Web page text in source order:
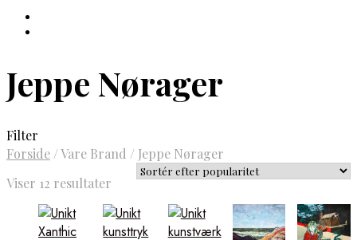
Jeppe Nørager
Filter
Forside /Vare Brand / Jeppe Nørager
Viser 12 resultater Sorteret
popularitet